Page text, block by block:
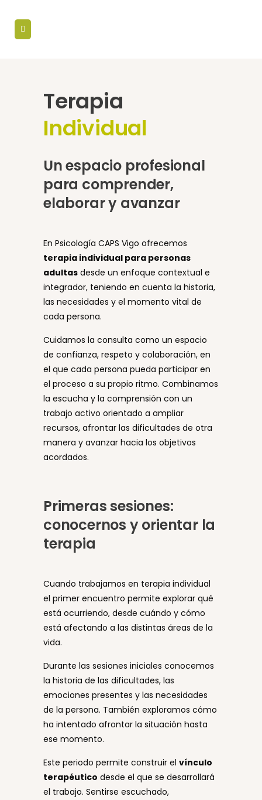
Terapia
Individual
Un espacio profesional
para comprender,
elaborar y avanzar
En Psicología CAPS Vigo ofrecemos
terapia individual para personas
adultas desde un enfoque contextual e
integrador, teniendo en cuenta la historia,
las necesidades y el momento vital de
cada persona.
Cuidamos la consulta como un espacio
de confianza, respeto y colaboración, en
el que cada persona pueda participar en
el proceso a su propio ritmo. Combinamos
la escucha y la comprensión con un
trabajo activo orientado a ampliar
recursos, afrontar las dificultades de otra
manera y avanzar hacia los objetivos
acordados.
Primeras sesiones:
conocernos y orientar la
terapia
Cuando trabajamos en terapia individual
el primer encuentro permite explorar qué
está ocurriendo, desde cuándo y cómo
está afectando a las distintas áreas de la
vida.
Durante las sesiones iniciales conocemos
la historia de las dificultades, las
emociones presentes y las necesidades
de la persona. También exploramos cómo
ha intentado afrontar la situación hasta
ese momento.
Este periodo permite construir el vínculo
terapéutico desde el que se desarrollará
el trabajo. Sentirse escuchado,